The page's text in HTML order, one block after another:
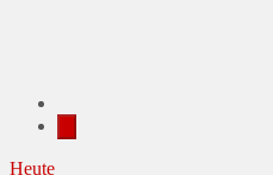
Heute